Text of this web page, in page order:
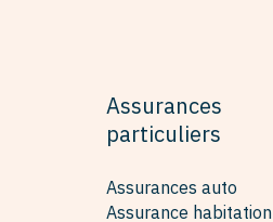
Assurances
particuliers
Assurances auto
Assurance habitation